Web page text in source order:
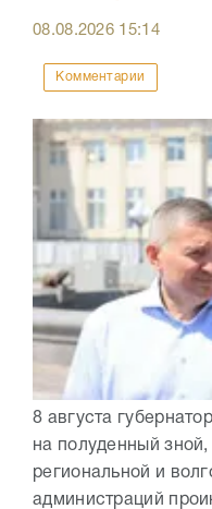
08.08.2026 15:14
Комментарии
8 августа
на полуденный
региональной и
администраций